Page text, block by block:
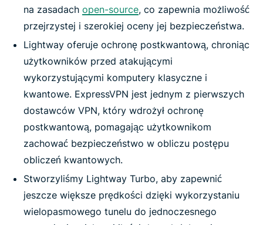
na zasadach open-source, co zapewnia możliwość
przejrzystej i szerokiej oceny jej bezpieczeństwa.
Lightway oferuje ochronę postkwantową, chroniąc
użytkowników przed atakującymi
wykorzystującymi komputery klasyczne i
kwantowe. ExpressVPN jest jednym z pierwszych
dostawców VPN, który wdrożył ochronę
postkwantową, pomagając użytkownikom
zachować bezpieczeństwo w obliczu postępu
obliczeń kwantowych.
Stworzyliśmy Lightway Turbo, aby zapewnić
jeszcze większe prędkości dzięki wykorzystaniu
wielopasmowego tunelu do jednoczesnego